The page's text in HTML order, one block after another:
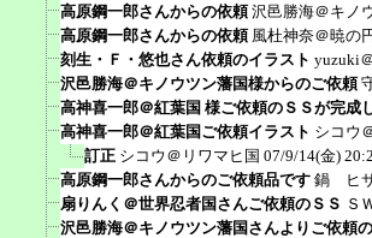
高原鋼一郎さんからの依頼 沢邑勝海＠キノ
高原鋼一郎さんからの依頼 風杜神奈＠暁の
刻生・Ｆ・悠也さん依頼のイラスト yuzuki
沢邑勝海＠キノウツン藩国様からのご依頼
高神喜一郎＠紅葉国 様ご依頼のＳＳが完成
高神喜一郎＠紅葉国ご依頼イラスト シコウ
訂正 シコウ＠リワマヒ国 07/9/14(金)
高原鋼一郎さんからのご依頼品です 鍋 ヒ
扇りんく＠世界忍者国さんご依頼のＳＳ Ｓ
沢邑勝海＠キノウツン藩国さんよりご依頼